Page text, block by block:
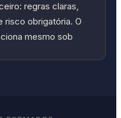
regras claras,
obrigatória. O
mesmo sob